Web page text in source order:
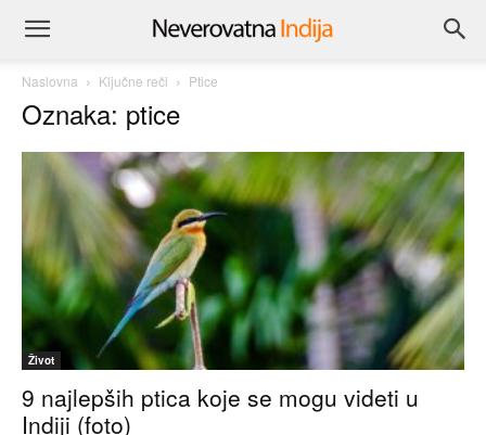
Naslovna Ključne reči Ptice
Oznaka: ptice
Život
9 najlepših ptica koje se mogu videti u
Indiji (foto)